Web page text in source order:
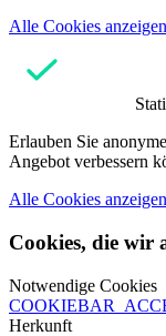
Alle Cookies anzeigen
Erlauben Sie
Angebot verbessern
Alle Cookies anzeigen
Cookies, die wir
Notwendige Cookies
Herkunft